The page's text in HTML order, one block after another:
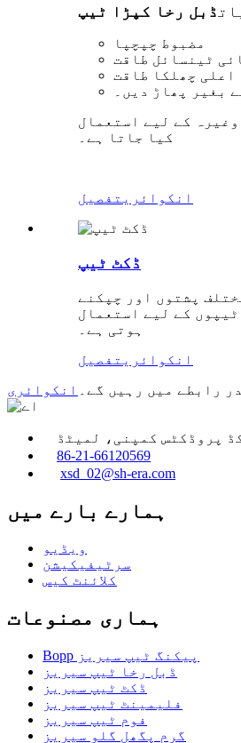
ڈبل رخا کپڑا ٹیپ
مضبوط چپچپا
ٹینسائل طاقت
اعلی چھلکا طاقت
بغیر پھاڑ دیں۔
کے لیے استعمال
کیا جاتا ہے۔
انکوائری تفصیل
ڈکٹ ٹیپ
پشتوں اور چپکنے
کے لیے استعمال
ہوتی ہے۔
انکوائری تفصیل
انکوائری
پروڈکٹس کمپنی، لمیٹڈ
86-21-66120569
xsd_02@sh-era.com
ہمارے بارے میں
ویڈیو
سرٹیفیکیشن
کلائنٹ کیس
ہماری مصنوعات
Bopp پیکنگ ٹیپ سیریز
ڈبل رخا ٹیپ سیریز
ڈکٹ ٹیپ سیریز
فلیمینٹ ٹیپ سیریز
فوم ٹیپ سیریز
گرم پگھل گلو سیریز